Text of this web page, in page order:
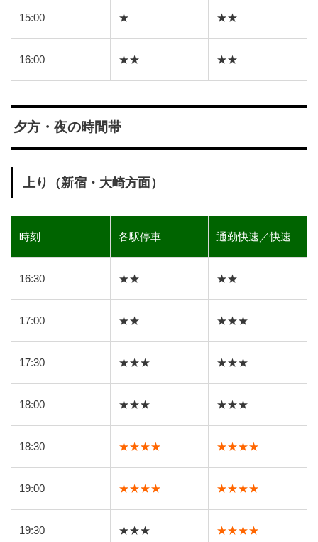
15:00 ★ ★★
16:00 ★★ ★★
夕方・夜の時間帯
上り（新宿・大崎方面）
時刻 各駅停車 通勤快速／快速
16:30 ★★ ★★
17:00 ★★ ★★★
17:30 ★★★ ★★★
18:00 ★★★ ★★★
18:30 ★★★★ ★★★★
19:00 ★★★★ ★★★★
19:30 ★★★ ★★★★